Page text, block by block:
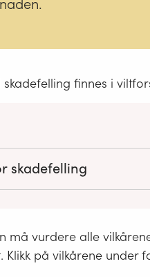
finnes i
skadefelling
eller kan bli av vesentlig
må vurdere alle
Klikk på vilkårene under